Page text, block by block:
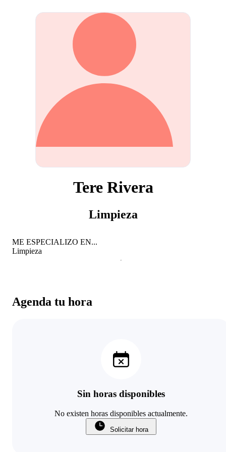
Tere Rivera
Limpieza
Agenda tu hora
Sin horas disponibles
No existen horas disponibles actualmente.
Solicitar hora
ME ESPECIALIZO EN...
Limpieza